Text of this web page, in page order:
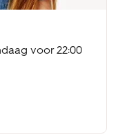
voor 22:00